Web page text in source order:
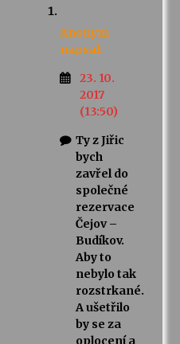
Anonym
napsal:
23. 10.
2017
(13:50)
Ty z Jiřic
bych
zavřel do
společné
rezervace
Čejov –
Budíkov.
Aby to
nebylo tak
rozstrkané.
A ušetřilo
by se za
oplocení a